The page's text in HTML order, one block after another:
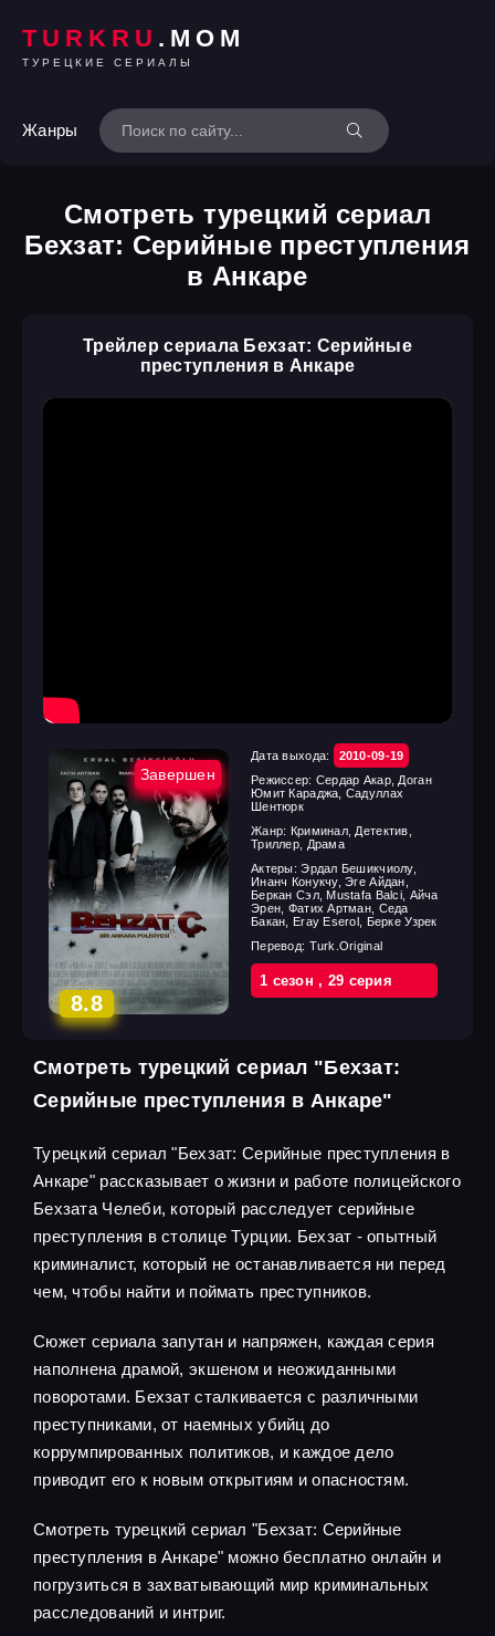
TURKRU .MOM
ТУРЕЦКИЕ СЕРИАЛЫ
Жанры
Смотреть турецкий сериал
Бехзат: Серийные преступления
в Анкаре
Трейлер сериала Бехзат: Серийные
преступления в Анкаре
Завершен
8.8
Дата выхода:
2010-09-19
Режиссер: Сердар Акар, Доган
Юмит Караджа, Садуллах
Шентюрк
Жанр: Криминал, Детектив,
Триллер, Драма
Актеры:Эрдал Бешикчиолу,
Инанч Конукчу, Эге Айдан,
Беркан Сэл, Mustafa Balci, Айча
Эрен, Фатих Артман, Седа
Бакан, Eray Eserol, Берке Узрек
Перевод: Turk.Original
1 cезон, 29 cерия
Смотреть турецкий сериал "Бехзат:
Серийные преступления в Анкаре"
Турецкий сериал "Бехзат: Серийные преступления в
Анкаре" рассказывает о жизни и работе полицейского
Бехзата Челеби, который расследует серийные
преступления в столице Турции. Бехзат - опытный
криминалист, который не останавливается ни перед
чем, чтобы найти и поймать преступников.
Сюжет сериала запутан и напряжен, каждая серия
наполнена драмой, экшеном и неожиданными
поворотами. Бехзат сталкивается с различными
преступниками, от наемных убийц до
коррумпированных политиков, и каждое дело
приводит его к новым открытиям и опасностям.
Смотреть турецкий сериал "Бехзат: Серийные
преступления в Анкаре" можно бесплатно онлайн и
погрузиться в захватывающий мир криминальных
расследований и интриг.